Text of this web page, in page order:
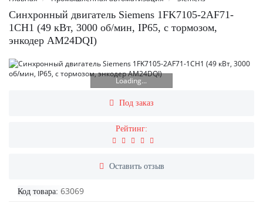
Синхронный двигатель Siemens 1FK7105-2AF71-
1CH1 (49 кВт, 3000 об/мин, IP65, с тормозом,
энкодер AM24DQI)
Loading...
Под заказ
Рейтинг:
Оставить отзыв
Код товара: 63069